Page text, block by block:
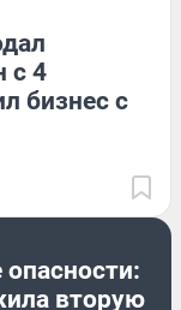
с 4
бизнес с
вторую